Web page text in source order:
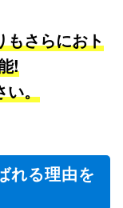
もさらにおト
!
い。
れる理由を